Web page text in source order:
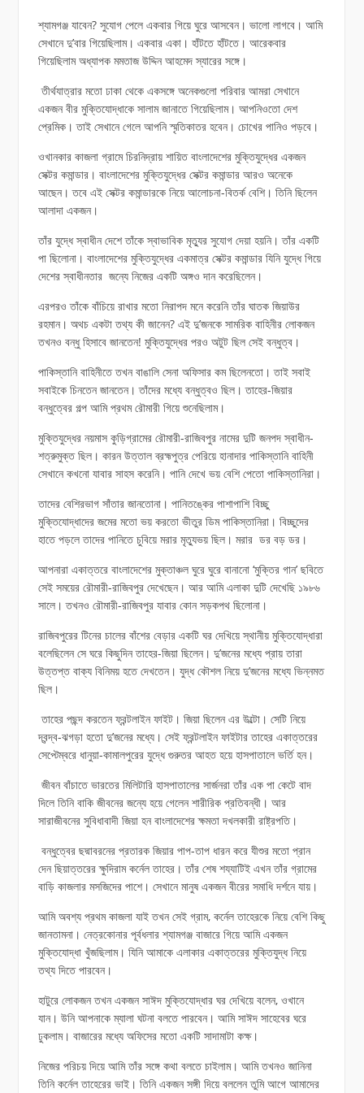
শ্যামগঞ্জ যাবেন? সুযোগ পেলে একবার গিয়ে ঘুরে আসবেন। ভালো লাগবে। আমি
সেখানে দু’বার গিয়েছিলাম। একবার একা। হাঁটতে হাঁটতে। আরেকবার
গিয়েছিলাম অধ্যাপক মমতাজ উদ্দিন আহমেদ স্যারের সঙ্গে।
তীর্থযাত্রার মতো ঢাকা থেকে একসঙ্গে অনেকগুলো পরিবার আমরা সেখানে
একজন বীর মুক্তিযোদ্ধাকে সালাম জানাতে গিয়েছিলাম। আপনিওতো দেশ
প্রেমিক। তাই সেখানে গেলে আপনি স্মৃতিকাতর হবেন। চোখের পানিও পড়বে।
ওখানকার কাজলা গ্রামে চিরনিদ্রায় শায়িত বাংলাদেশের মুক্তিযুদ্ধের একজন
সেক্টর কমান্ডার। বাংলাদেশের মুক্তিযুদ্ধের সেক্টর কমান্ডার আরও অনেকে
আছেন। তবে এই সেক্টর কমান্ডারকে নিয়ে আলোচনা-বিতর্ক বেশি। তিনি ছিলেন
আলাদা একজন।
তাঁর যুদ্ধে স্বাধীন দেশে তাঁকে স্বাভাবিক মৃত্যুর সুযোগ দেয়া হয়নি। তাঁর একটি
পা ছিলোনা। বাংলাদেশের মুক্তিযুদ্ধের একমাত্র সেক্টর কমান্ডার যিনি যুদ্ধে গিয়ে
দেশের স্বাধীনতার জন্যে নিজের একটি অঙ্গও দান করেছিলেন।
এরপরও তাঁকে বাঁচিয়ে রাখার মতো নিরাপদ মনে করেনি তাঁর ঘাতক জিয়াউর
রহমান। অথচ একটা তথ্য কী জানেন? এই দু’জনকে সামরিক বাহিনীর লোকজন
তখনও বন্ধু হিসাবে জানতেন! মুক্তিযুদ্ধের পরও অটুট ছিল সেই বন্ধুত্ব।
পাকিস্তানি বাহিনীতে তখন বাঙালি সেনা অফিসার কম ছিলেনতো। তাই সবাই
সবাইকে চিনতেন জানতেন। তাঁদের মধ্যে বন্ধুত্বও ছিল। তাহের-জিয়ার
বন্ধুত্বের গল্প আমি প্রথম রৌমারী গিয়ে শুনেছিলাম।
মুক্তিযুদ্ধের নয়মাস কুড়িগ্রামের রৌমারী-রাজিবপুর নামের দুটি জনপদ স্বাধীন-
শত্রুমুক্ত ছিল। কারন উত্তাল ব্রহ্মপুত্র পেরিয়ে হানাদার পাকিস্তানি বাহিনী
সেখানে কখনো যাবার সাহস করেনি। পানি দেখে ভয় বেশি পেতো পাকিস্তানিরা।
তাদের বেশিরভাগ সাঁতার জানতোনা। পানিতঙ্কের পাশাপাশি বিচ্ছু
মুক্তিযোদ্ধাদের জমের মতো ভয় করতো ভীতুর ডিম পাকিস্তানিরা। বিচ্ছুদের
হাতে পড়লে তাদের পানিতে চুবিয়ে মরার মৃত্যুভয় ছিল। মরার ডর বড় ডর।
আপনারা একাত্তরে বাংলাদেশের মুক্তাঞ্চল ঘুরে ঘুরে বানানো ‘মুক্তির গান’ ছবিতে
সেই সময়ের রৌমারী-রাজিবপুর দেখেছেন। আর আমি এলাকা দুটি দেখেছি ১৯৮৬
সালে। তখনও রৌমারী-রাজিবপুর যাবার কোন সড়কপথ ছিলোনা।
রাজিবপুরের টিনের চালের বাঁশের বেড়ার একটি ঘর দেখিয়ে স্থানীয় মুক্তিযোদ্ধারা
বলেছিলেন সে ঘরে কিছুদিন তাহের-জিয়া ছিলেন। দু’জনের মধ্যে প্রায় তারা
উত্তপ্ত বাক্য বিনিময় হতে দেখতেন। যুদ্ধ কৌশল নিয়ে দু’জনের মধ্যে ভিন্নমত
ছিল।
তাহের পছন্দ করতেন ফ্রন্টলাইন ফাইট। জিয়া ছিলেন এর উল্টো। সেটি নিয়ে
দ্বন্দ্ব-ঝগড়া হতো দু’জনের মধ্যে। সেই ফ্রন্টলাইন ফাইটার তাহের একাত্তরের
সেপ্টেম্বরে ধানুয়া-কামালপুরের যুদ্ধে গুরুতর আহত হয়ে হাসপাতালে ভর্তি হন।
জীবন বাঁচাতে ভারতের মিলিটারি হাসপাতালের সার্জনরা তাঁর এক পা কেটে বাদ
দিলে তিনি বাকি জীবনের জন্যে হয়ে গেলেন শারীরিক প্রতিবন্ধী। আর
সারাজীবনের সুবিধাবাদী জিয়া হন বাংলাদেশের ক্ষমতা দখলকারী রাষ্ট্রপতি।
বন্ধুত্বের ছদ্মাবরনের প্রতারক জিয়ার পাপ-তাপ ধারন করে যীশুর মতো প্রান
দেন ছিয়াত্তরের ক্ষুদিরাম কর্নেল তাহের। তাঁর শেষ শয্যাটিই এখন তাঁর গ্রামের
বাড়ি কাজলার মসজিদের পাশে। সেখানে মানুষ একজন বীরের সমাধি দর্শনে যায়।
আমি অবশ্য প্রথম কাজলা যাই তখন সেই গ্রাম, কর্নেল তাহেরকে নিয়ে বেশি কিছু
জানতামনা। নেত্রকোনার পূর্বধলার শ্যামগঞ্জ বাজারে গিয়ে আমি একজন
মুক্তিযোদ্ধা খুঁজছিলাম। যিনি আমাকে এলাকার একাত্তরের মুক্তিযুদ্ধ নিয়ে
তথ্য দিতে পারবেন।
হাটুরে লোকজন তখন একজন সাঈদ মুক্তিযোদ্ধার ঘর দেখিয়ে বলেন, ওখানে
যান। উনি আপনাকে ম্যালা ঘটনা বলতে পারবেন। আমি সাঈদ সাহেবের ঘরে
ঢুকলাম। বাজারের মধ্যে অফিসের মতো একটি সাদামাটা কক্ষ।
নিজের পরিচয় দিয়ে আমি তাঁর সঙ্গে কথা বলতে চাইলাম। আমি তখনও জানিনা
তিনি কর্নেল তাহেরের ভাই। তিনি একজন সঙ্গী দিয়ে বললেন তুমি আগে আমাদের